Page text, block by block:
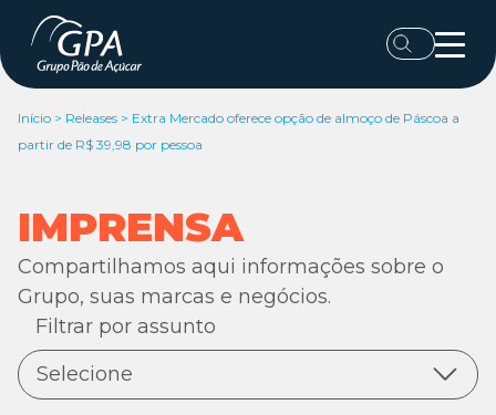
Início > Releases > Extra Mercado oferece opção de almoço de Páscoa a
partir de R$ 39,98 por pessoa
IMPRENSA
Compartilhamos aqui informações sobre o
Grupo, suas marcas e negócios.
Filtrar por assunto
Selecione
Todas as notícias